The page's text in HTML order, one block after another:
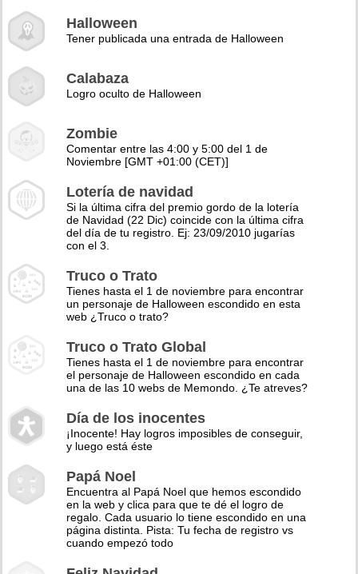
Halloween
Tener publicada una entrada de Halloween
Calabaza
Logro oculto de Halloween
Zombie
Comentar entre las 4:00 y 5:00 del 1 de
Noviembre [GMT +01:00 (CET)]
Lotería de navidad
Si la última cifra del premio gordo de la lotería
de Navidad (22 Dic) coincide con la última cifra
del día de tu registro. Ej: 23/09/2010 jugarías
con el 3.
Truco o Trato
Tienes hasta el 1 de noviembre para encontrar
un personaje de Halloween escondido en esta
web ¿Truco o trato?
Truco o Trato Global
Tienes hasta el 1 de noviembre para encontrar
el personaje de Halloween escondido en cada
una de las 10 webs de Memondo. ¿Te atreves?
Día de los inocentes
¡Inocente! Hay logros imposibles de conseguir,
y luego está éste
Papá Noel
Encuentra al Papá Noel que hemos escondido
en la web y clica para que te dé el logro de
regalo. Cada usuario lo tiene escondido en una
página distinta. Pista: Tu fecha de registro vs
cuando empezó todo